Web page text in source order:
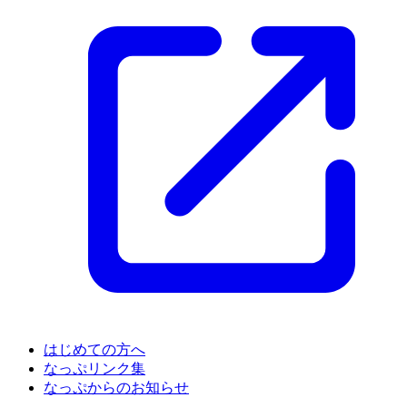
はじめての方へ
なっぷリンク集
なっぷからのお知らせ